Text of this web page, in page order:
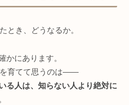
とき、どうなるか。
かにあります。
を育てて思うのは——
る人は、知らない人より絶対に